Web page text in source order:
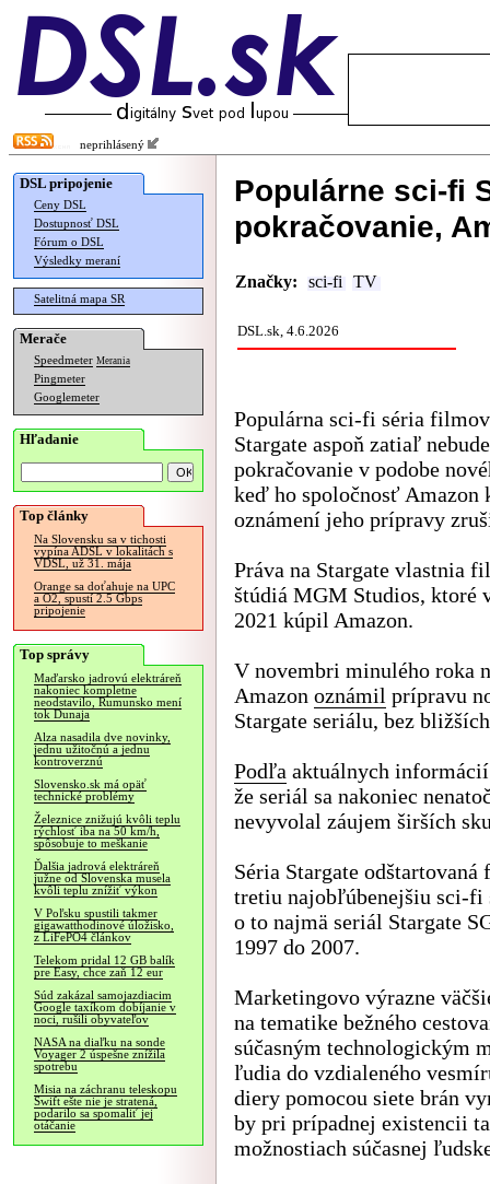
neprihlásený
DSL pripojenie
Ceny DSL
Dostupnosť DSL
Fórum o DSL
Výsledky meraní
Satelitná mapa SR
Merače
Speedmeter Merania
Pingmeter
Googlemeter
Hľadanie
Top články
Na Slovensku sa v tichosti
vypína ADSL v lokalitách s
VDSL, už 31. mája
Orange sa doťahuje na UPC
a O2, spustí 2.5 Gbps
pripojenie
Top správy
Maďarsko jadrovú elektráreň
nakoniec kompletne
neodstavilo, Rumunsko mení
tok Dunaja
Alza nasadila dve novinky,
jednu užitočnú a jednu
kontroverznú
Slovensko.sk má opäť
technické problémy
Železnice znižujú kvôli teplu
rýchlosť iba na 50 km/h,
spôsobuje to meškanie
Ďalšia jadrová elektráreň
južne od Slovenska musela
kvôli teplu znížiť výkon
V Poľsku spustili takmer
gigawatthodinové úložisko,
z LiFePO4 článkov
Telekom pridal 12 GB balík
pre Easy, chce zaň 12 eur
Súd zakázal samojazdiacim
Google taxíkom dobíjanie v
noci, rušili obyvateľov
NASA na diaľku na sonde
Voyager 2 úspešne znížila
spotrebu
Misia na záchranu teleskopu
Swift ešte nie je stratená,
podarilo sa spomaliť jej
otáčanie
Populárne sci-fi
pokračovanie,
Značky: sci-fi TV
DSL.sk, 4.6.2026
Populárna sci-fi séria
Stargate aspoň zatiaľ
pokračovanie v podobe
keď ho spoločnosť Amazon
oznámení jeho prípravy
Práva na Stargate vlastnia
štúdiá MGM Studios, ktoré
2021 kúpil Amazon.
V novembri minulého roka
Amazon oznámil prípravu
Stargate seriálu, bez
Podľa aktuálnych
že seriál sa nakoniec
nevyvolal záujem širších
Séria Stargate
tretiu najobľúbenejšiu sci-fi
o to najmä seriál Stargate
1997 do 2007.
Marketingovo výrazne
na tematike bežného
súčasným technologickým
ľudia do vzdialeného
diery pomocou siete brán
by pri prípadnej existencii
možnostiach súčasnej